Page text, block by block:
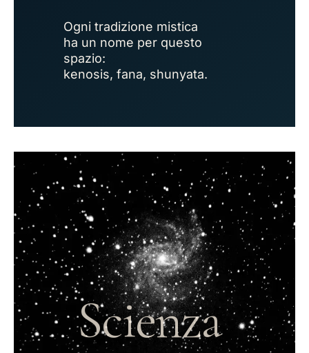
Ogni tradizione mistica
ha un nome per questo
spazio:
kenosis, fana, shunyata.
Scienza